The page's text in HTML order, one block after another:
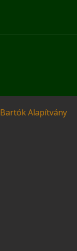
Bartók Alapítvány